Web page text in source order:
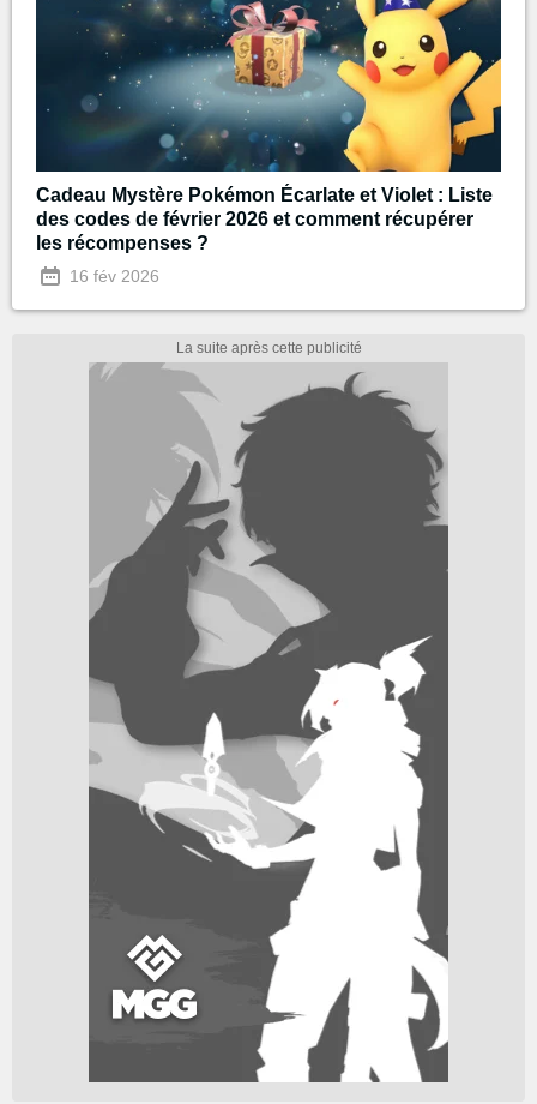
Cadeau Mystère Pokémon Écarlate et Violet : Liste
des codes de février 2026 et comment récupérer
les récompenses ?
16 fév 2026